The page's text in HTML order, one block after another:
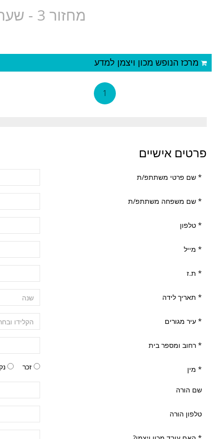
מחזור 3 - שעה 16:00 גיל 5- סגנון חזה- אנטולי
מרכז הנופש מכון ויצמן למדע
1
פרטים אישיים
* שם פרטי משתתפ/ת
* שם משפחה משתתפ/ת
* טלפון
* מייל
* ת.ז
* תאריך לידה
* עיר מגורים
* רחוב ומספר בית
* מין זכר
שם הורה
טלפון הורה